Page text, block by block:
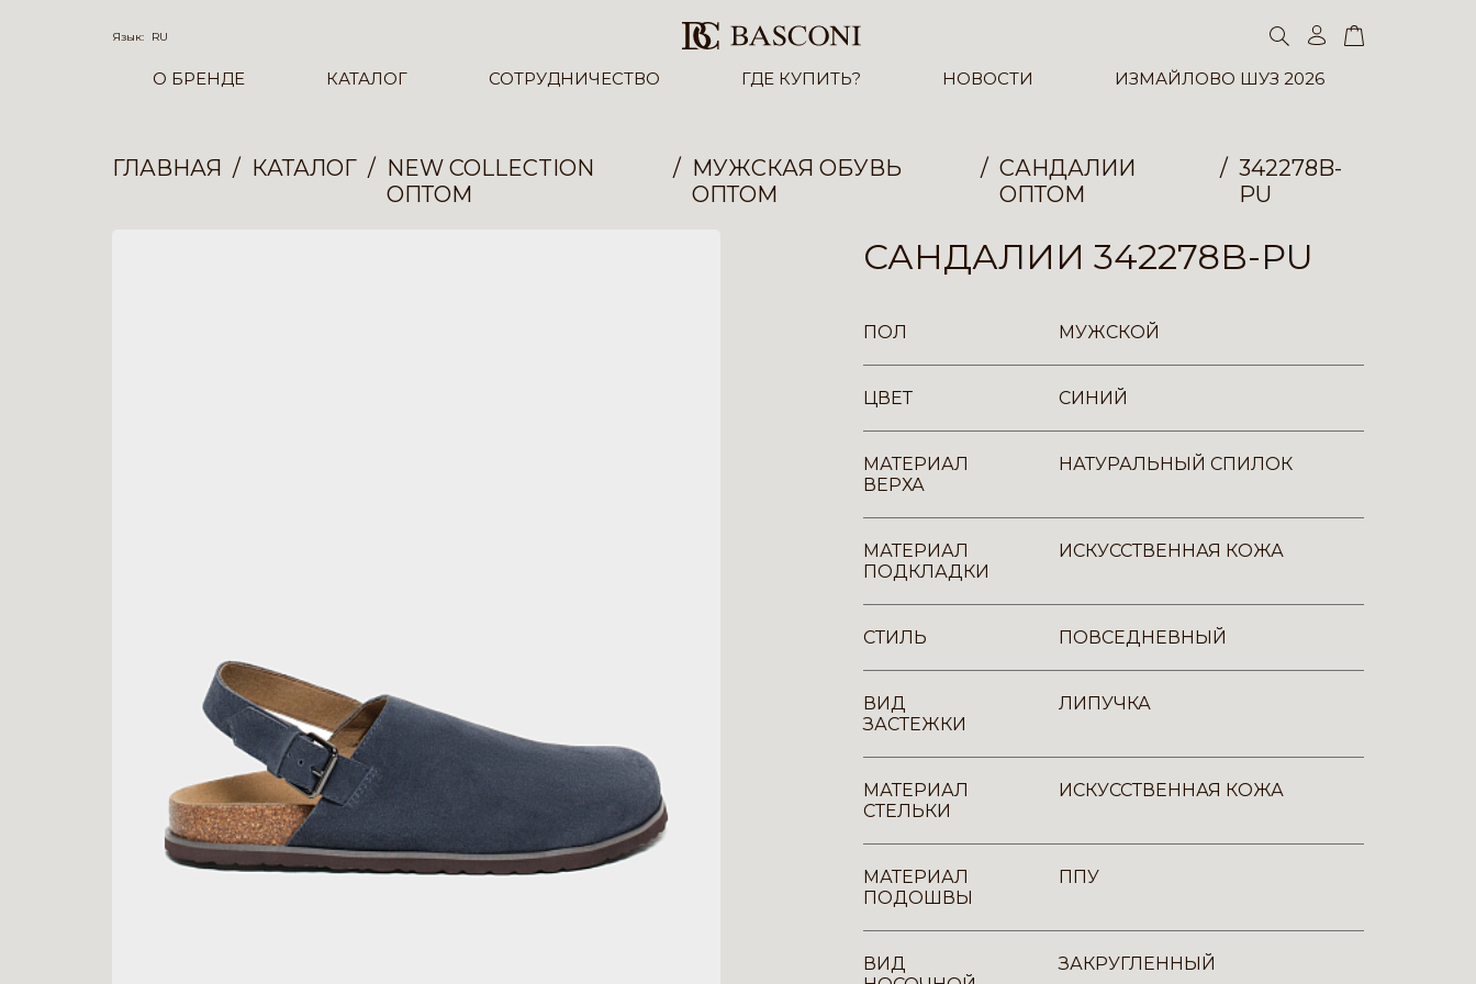
Язык: RU
О БРЕНДЕ КАТАЛОГ СОТРУДНИЧЕСТВО ГДЕ КУПИТЬ? НОВОСТИ ИЗМАЙЛОВО ШУЗ 2026
ГЛАВНАЯ КАТАЛОГ
NEW COLLECTION
ОПТОМ
МУЖСКАЯ ОБУВЬ
ОПТОМ
САНДАЛИИ
ОПТОМ
342278B-
PU
САНДАЛИИ 342278B-PU
ПОЛ МУЖСКОЙ
ЦВЕТ СИНИЙ
МАТЕРИАЛ
ВЕРХА
НАТУРАЛЬНЫЙ СПИЛОК
МАТЕРИАЛ
ПОДКЛАДКИ
ИСКУССТВЕННАЯ КОЖА
СТИЛЬ ПОВСЕДНЕВНЫЙ
ВИД
ЗАСТЕЖКИ
ЛИПУЧКА
МАТЕРИАЛ
СТЕЛЬКИ
ИСКУССТВЕННАЯ КОЖА
МАТЕРИАЛ
ПОДОШВЫ
ППУ
ВИД
ЗАКРУГЛЕННЫЙ